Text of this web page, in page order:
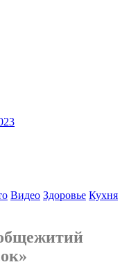
Видео Здоровье Кухня